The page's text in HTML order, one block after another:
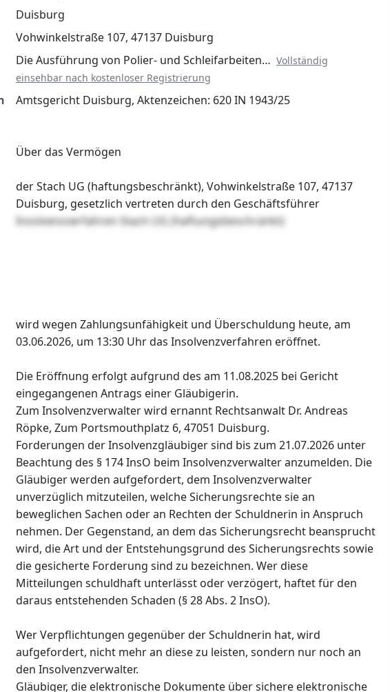
kostenloser Registrierung verfügbar
Jetzt kostenlos registrieren
Duisburg
Vohwinkelstraße 107, 47137 Duisburg
Die Ausführung von Polier- und Schleifarbeiten… Vollständig
einsehbar nach kostenloser Registrierung
Amtsgericht Duisburg, Aktenzeichen: 620 IN 1943/25
Über das Vermögen
der Stach UG (haftungsbeschränkt), Vohwinkelstraße 107, 47137
Duisburg, gesetzlich vertreten durch den Geschäftsführer
Insolvenzverfahren Stach UG (haftungsbeschränkt)
wird wegen Zahlungsunfähigkeit und Überschuldung heute, am
03.06.2026, um 13:30 Uhr das Insolvenzverfahren eröffnet.
Die Eröffnung erfolgt aufgrund des am 11.08.2025 bei Gericht
eingegangenen Antrags einer Gläubigerin.
Zum Insolvenzverwalter wird ernannt Rechtsanwalt Dr. Andreas
Röpke, Zum Portsmouthplatz 6, 47051 Duisburg.
Forderungen der Insolvenzgläubiger sind bis zum 21.07.2026 unter
Beachtung des § 174 InsO beim Insolvenzverwalter anzumelden. Die
Gläubiger werden aufgefordert, dem Insolvenzverwalter
unverzüglich mitzuteilen, welche Sicherungsrechte sie an
beweglichen Sachen oder an Rechten der Schuldnerin in Anspruch
nehmen. Der Gegenstand, an dem das Sicherungsrecht beansprucht
wird, die Art und der Entstehungsgrund des Sicherungsrechts sowie
die gesicherte Forderung sind zu bezeichnen. Wer diese
Mitteilungen schuldhaft unterlässt oder verzögert, haftet für den
daraus entstehenden Schaden (§ 28 Abs. 2 InsO).
Wer Verpflichtungen gegenüber der Schuldnerin hat, wird
aufgefordert, nicht mehr an diese zu leisten, sondern nur noch an
den Insolvenzverwalter.
Gläubiger, die elektronische Dokumente über sichere elektronische